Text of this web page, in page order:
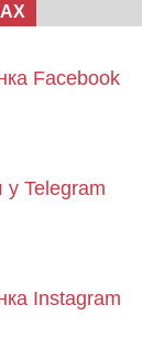
Facebook
у Telegram
Instagram